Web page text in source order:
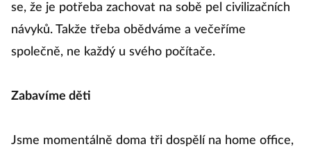
se, že je potřeba zachovat na sobě pel civilizačních
návyků. Takže třeba obědváme a večeříme
společně, ne každý u svého počítače.
Zabavíme děti
Jsme momentálně doma tři dospělí na home office,